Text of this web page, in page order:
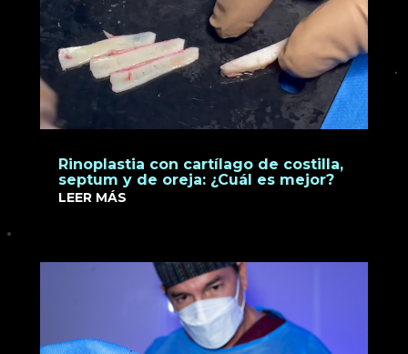
Rinoplastia con cartílago de costilla,
septum y de oreja: ¿Cuál es mejor?
LEER MÁS